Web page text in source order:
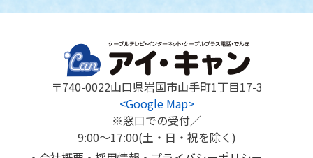
〒740-0022山口県岩国市山手町1丁目17-3
<Google Map>
※窓口での受付／
9:00～17:00(土・日・祝を除く)